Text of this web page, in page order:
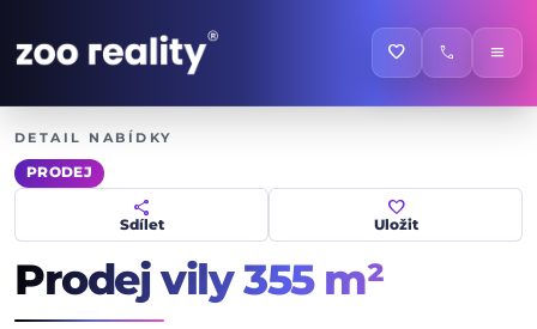
favorite call menu
DETAIL NABÍDKY
PRODEJ
share
Sdílet
favorite
Uložit
Prodej vily355 m²